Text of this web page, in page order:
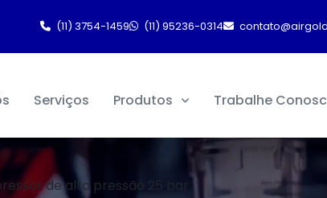
(11) 3754-1459 (11) 95236-0314
Serviços Produtos Trabalhe
de alta pressão 25 bar